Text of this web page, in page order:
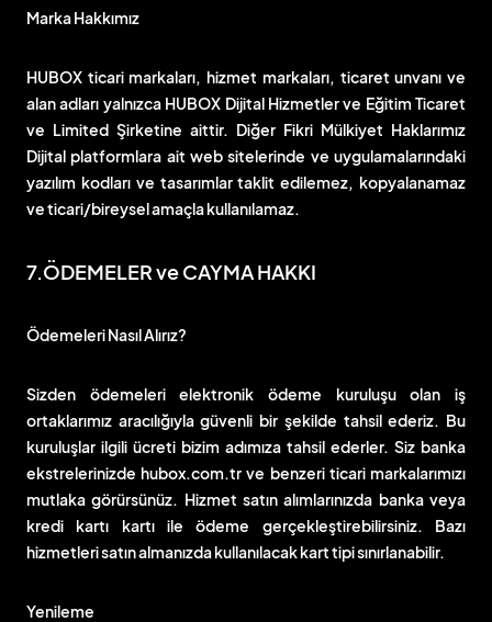
Marka Hakkımız
HUBOX ticari markaları, hizmet markaları, ticaret unvanı ve
alan adları yalnızca HUBOX Dijital Hizmetler ve Eğitim Ticaret
ve Limited Şirketine aittir. Diğer Fikri Mülkiyet Haklarımız
Dijital platformlara ait web sitelerinde ve uygulamalarındaki
yazılım kodları ve tasarımlar taklit edilemez, kopyalanamaz
ve ticari/bireysel amaçla kullanılamaz.
7.ÖDEMELER ve CAYMA HAKKI
Ödemeleri Nasıl Alırız?
Sizden ödemeleri elektronik ödeme kuruluşu olan iş
ortaklarımız aracılığıyla güvenli bir şekilde tahsil ederiz. Bu
kuruluşlar ilgili ücreti bizim adımıza tahsil ederler. Siz banka
ekstrelerinizde hubox.com.tr ve benzeri ticari markalarımızı
mutlaka görürsünüz. Hizmet satın alımlarınızda banka veya
kredi kartı kartı ile ödeme gerçekleştirebilirsiniz. Bazı
hizmetleri satın almanızda kullanılacak kart tipi sınırlanabilir.
Yenileme